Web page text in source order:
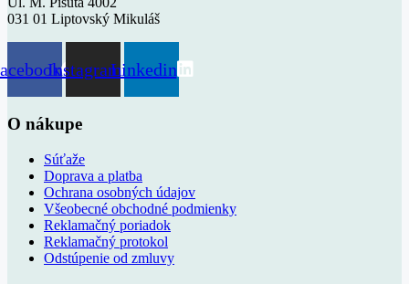
031 01 Liptovský Mikuláš
InstagramLinkedin
O nákupe
Súťaže
Doprava a platba
Ochrana osobných údajov
Všeobecné obchodné podmienky
Reklamačný poriadok
Reklamačný protokol
Odstúpenie od zmluvy